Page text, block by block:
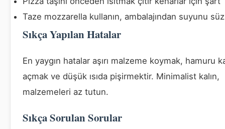
Taze mozzarella kullanın, ambalajından suyunu
Sıkça Yapılan Hatalar
En yaygın hatalar aşırı malzeme koymak, hamuru
açmak ve düşük ısıda pişirmektir. Minimalist kalın,
malzemeleri az tutun.
Sıkça Sorulan Sorular